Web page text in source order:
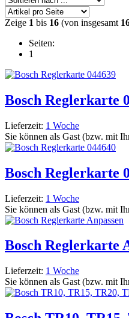
Zeige 1 bis 16 (von insgesamt
Seiten:
1
Bosch Reglerkarte
Lieferzeit: 1 Woche
Sie können als Gast (bzw. mit
Bosch Reglerkarte
Lieferzeit: 1 Woche
Sie können als Gast (bzw. mit
Bosch Reglerkarte
Lieferzeit: 1 Woche
Sie können als Gast (bzw. mit